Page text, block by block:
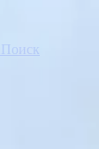
Поиск